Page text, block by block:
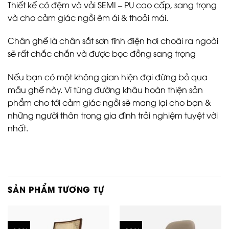
Thiết kế có đệm và vải SEMI – PU cao cấp, sang trọng
và cho cảm giác ngồi êm ái & thoải mái.
Chân ghế là chân sắt sơn tĩnh điện hơi choãi ra ngoài
sẽ rất chắc chắn và được bọc đồng sang trọng
Nếu bạn có một không gian hiện đại đừng bỏ qua
mẫu ghế này. Vì từng đường khâu hoàn thiện sản
phẩm cho tới cảm giác ngồi sẽ mang lại cho bạn &
những người thân trong gia đình trải nghiệm tuyệt vời
nhất.
SẢN PHẨM TƯƠNG TỰ